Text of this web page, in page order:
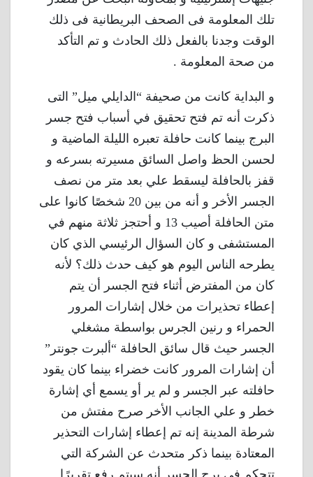
تلك المعلومة فى الصحف البريطانية فى ذلك
الوقت وجدنا بالفعل ذلك الحادث و تم التأكد
من صحة المعلومة .
و البداية كانت من صحيفة “الدايلي ميل” التى
ذكرت أنه تم فتح تحقيق في أسباب فتح جسر
البرج بينما كانت حافلة تعبره الليلة الماضية و
لحسن الحظ واصل السائق مسيرته بسرعه و
قفز بالحافلة ليسقط علي بعد متر من نصف
الجسر الأخر و أنه من بين 20 شخصًا كانوا على
متن الحافلة أصيب 13 و أحتجز ثلاثة منهم في
المستشفى و كان السؤال الرئيسي الذي كان
يطرحه الناس اليوم هو كيف حدث ذلك؟ لأنه
كان من المفترض أثناء فتح الجسر أن يتم
إعطاء تحذيرات من خلال إشارات المرور
الحمراء و رنين الجرس بواسطة مشغلي
الجسر حيث قال سائق الحافلة “ألبرت جونتر”
أن إشارات المرور كانت خضراء بينما كان يقود
حافلته عبر الجسر و لم ير أو يسمع أي إشارة
خطر و علي الجانب الأخر صرح مفتش من
شرطة المدينة إنه تم إعطاء إشارات التحذير
المعتادة بينما ذكر متحدث عن الشركة التي
تتحكم في برج الجسر أنه سيتم رفع تقريرًا